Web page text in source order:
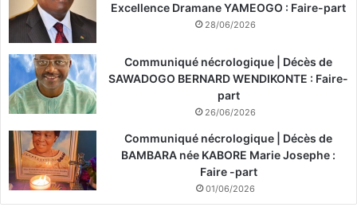
Excellence Dramane YAMEOGO : Faire-part
28/06/2026
Communiqué nécrologique | Décès de
SAWADOGO BERNARD WENDIKONTE : Faire-
part
26/06/2026
Communiqué nécrologique | Décès de
BAMBARA née KABORE Marie Josephe :
Faire -part
01/06/2026